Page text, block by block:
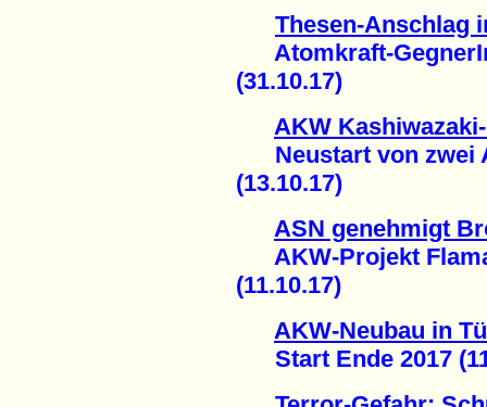
Thesen-Anschlag
Atomkraft-
(31.10.17)
AKW
Neustart von zwei
(13.10.17)
ASN genehmigt
AKW-Projekt
(11.10.17)
AKW-Neubau in
Start Ende 2017